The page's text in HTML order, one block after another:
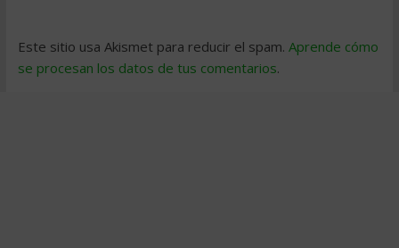
Este sitio usa Akismet para reducir el spam. Aprende cómo
se procesan los datos de tus comentarios.